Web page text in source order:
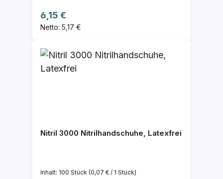
Regulärer Preis:
6,15 €
Netto: 5,17 €
Nitril 3000 Nitrilhandschuhe, Latexfrei
Inhalt: 100 Stück (0,07 € / 1 Stück)